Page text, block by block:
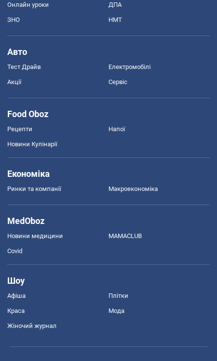
Онлайн уроки ДПА
ЗНО НМТ
Авто
Тест Драйв Електромобілі
Акції Сервіс
Food Oboz
Рецепти Напої
Новини Кулінарії
Економіка
Ринки та компанії Макроекономіка
MedOboz
Новини медицини MAMACLUB
Covid
Шоу
Афіша Плітки
Краса Мода
Жіночий журнал